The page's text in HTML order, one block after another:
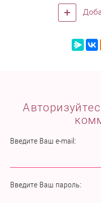
Введите Ваш e-mail:
Введите Ваш пароль: